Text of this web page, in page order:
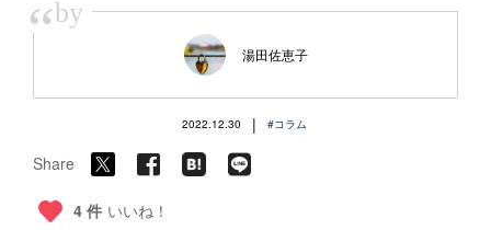
“by
湯田佐恵子
2022.12.30 | #コラム
Share
4 件 いいね！